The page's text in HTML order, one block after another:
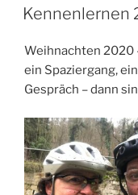
AM
Kennenlernen
Weihnachten 2020
ein Spaziergang,
Gespräch – dann